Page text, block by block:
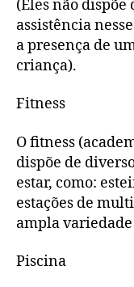
(Eles não dispõe
assistência
a presença de
criança).
Fitness
O fitness
dispõe de
estar, como:
estações de
ampla
Piscina